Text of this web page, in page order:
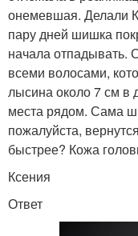
онемевшая. Делали
пару дней шишка
начала отпадывать.
всеми волосами,
лысина около 7 см
места рядом. Сама
пожалуйста,
быстрее? Кожа
Ксения
Ответ